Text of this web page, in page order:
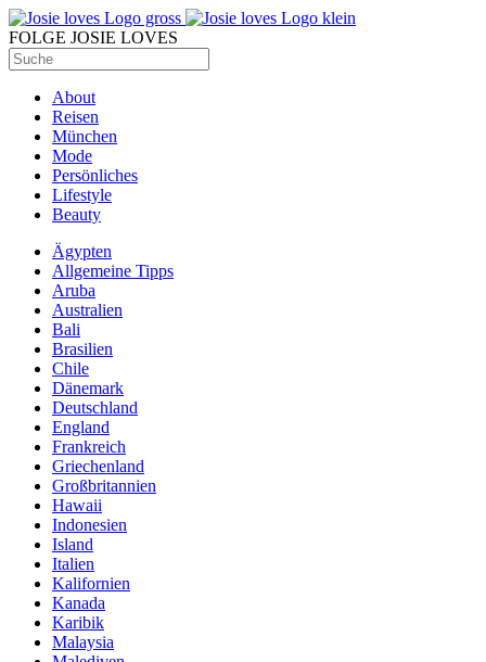
FOLGE JOSIE LOVES
About
Reisen
München
Mode
Persönliches
Lifestyle
Beauty
Ägypten
Allgemeine Tipps
Aruba
Australien
Bali
Brasilien
Chile
Dänemark
Deutschland
England
Frankreich
Griechenland
Großbritannien
Hawaii
Indonesien
Island
Italien
Kalifornien
Kanada
Karibik
Malaysia